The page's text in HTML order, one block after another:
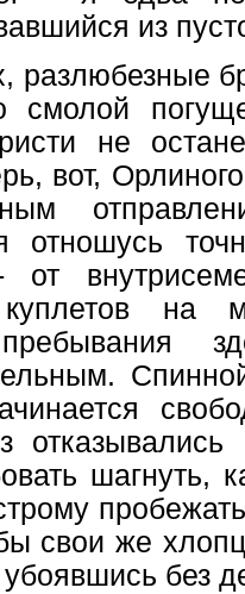
из
разлюбезные
смолой
не
вот,
отношусь
от
куплетов на
свои же
без